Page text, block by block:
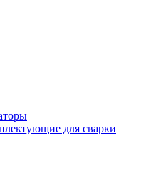
для сварки